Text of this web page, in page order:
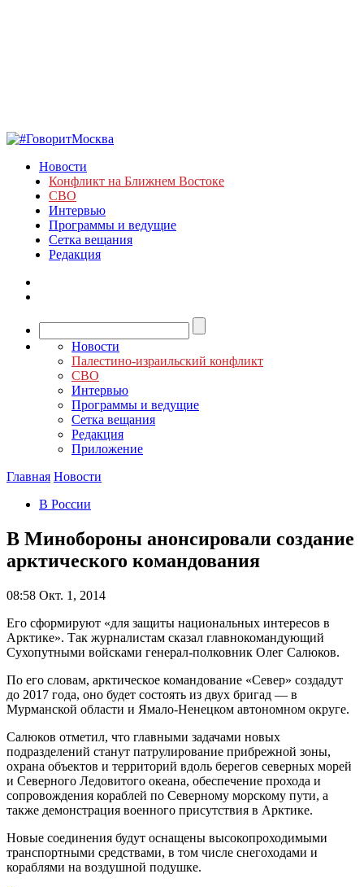
Новости
Конфликт на Ближнем Востоке
СВО
Интервью
Программы и ведущие
Сетка вещания
Редакция
Новости
Палестино-израильский конфликт
СВО
Интервью
Программы и ведущие
Сетка вещания
Редакция
Приложение
Главная Новости
В России
В Минобороны анонсировали создание
арктического командования
08:58 Окт. 1, 2014
Его сформируют «для защиты национальных интересов в
Арктике». Так журналистам сказал главнокомандующий
Сухопутными войсками генерал-полковник Олег Салюков.
По его словам, арктическое командование «Север» создадут
до 2017 года, оно будет состоять из двух бригад — в
Мурманской области и Ямало-Ненецком автономном округе.
Салюков отметил, что главными задачами новых
подразделений станут патрулирование прибрежной зоны,
охрана объектов и территорий вдоль берегов северных морей
и Северного Ледовитого океана, обеспечение прохода и
сопровождения кораблей по Северному морскому пути, а
также демонстрация военного присутствия в Арктике.
Новые соединения будут оснащены высокопроходимыми
транспортными средствами, в том числе снегоходами и
кораблями на воздушной подушке.